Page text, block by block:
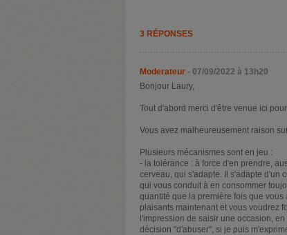
3 RÉPONSES
Moderateur - 07/09/2022 à 13h20
Bonjour Laury,
Tout d'abord merci d'être venue ici
Vous avez malheureusement raison
Plusieurs mécanismes sont en jeu :
- la tolérance : à force d'en prendre,
cerveau, qui s'adapte. Il s'adapte d'un
qui vous conduit à en consommer
quantité que la première fois que
plaisants maintenant et vous voudrez
l'impression de saisir une occasion,
décision "d'abuser", si je puis